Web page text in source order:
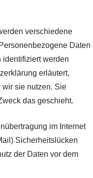
verschiedene
Daten
identifiziert werden
erläutert,
sie nutzen. Sie
das geschieht.
im Internet
Sicherheitslücken
der Daten vor dem